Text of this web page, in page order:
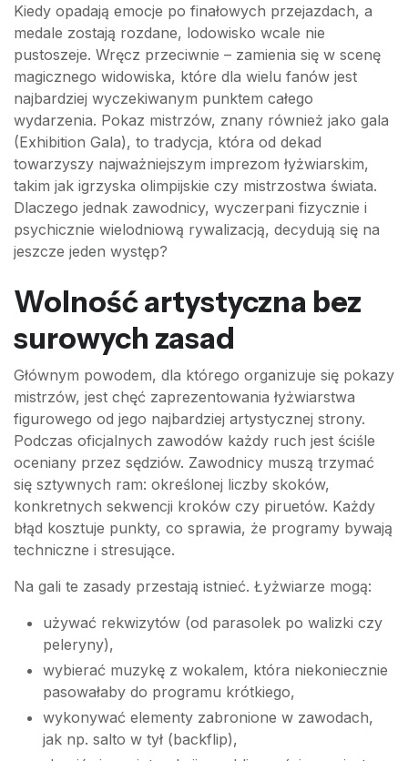
Kiedy opadają emocje po finałowych przejazdach, a
medale zostają rozdane, lodowisko wcale nie
pustoszeje. Wręcz przeciwnie – zamienia się w scenę
magicznego widowiska, które dla wielu fanów jest
najbardziej wyczekiwanym punktem całego
wydarzenia. Pokaz mistrzów, znany również jako gala
(Exhibition Gala), to tradycja, która od dekad
towarzyszy najważniejszym imprezom łyżwiarskim,
takim jak igrzyska olimpijskie czy mistrzostwa świata.
Dlaczego jednak zawodnicy, wyczerpani fizycznie i
psychicznie wielodniową rywalizacją, decydują się na
jeszcze jeden występ?
Wolność artystyczna bez
surowych zasad
Głównym powodem, dla którego organizuje się pokazy
mistrzów, jest chęć zaprezentowania łyżwiarstwa
figurowego od jego najbardziej artystycznej strony.
Podczas oficjalnych zawodów każdy ruch jest ściśle
oceniany przez sędziów. Zawodnicy muszą trzymać
się sztywnych ram: określonej liczby skoków,
konkretnych sekwencji kroków czy piruetów. Każdy
błąd kosztuje punkty, co sprawia, że programy bywają
techniczne i stresujące.
Na gali te zasady przestają istnieć. Łyżwiarze mogą:
używać rekwizytów (od parasolek po walizki czy
peleryny),
wybierać muzykę z wokalem, która niekoniecznie
pasowałaby do programu krótkiego,
wykonywać elementy zabronione w zawodach,
jak np. salto w tył (backflip),